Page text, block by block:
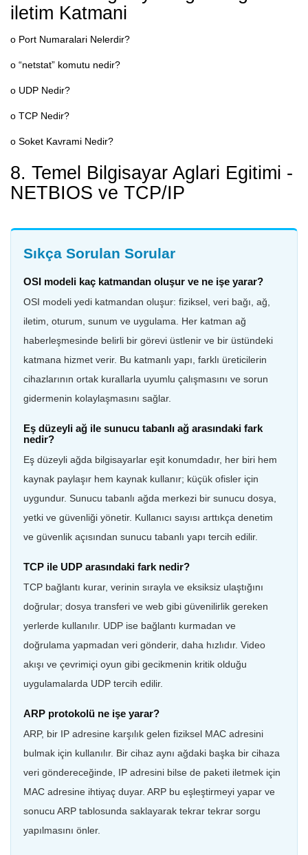
iletim Katmani
o Port Numaralari Nelerdir?
o “netstat” komutu nedir?
o UDP Nedir?
o TCP Nedir?
o Soket Kavrami Nedir?
8. Temel Bilgisayar Aglari Egitimi -
NETBIOS ve TCP/IP
Sıkça Sorulan Sorular
OSI modeli kaç katmandan oluşur ve ne işe yarar?
OSI modeli yedi katmandan oluşur: fiziksel, veri bağı, ağ,
iletim, oturum, sunum ve uygulama. Her katman ağ
haberleşmesinde belirli bir görevi üstlenir ve bir üstündeki
katmana hizmet verir. Bu katmanlı yapı, farklı üreticilerin
cihazlarının ortak kurallarla uyumlu çalışmasını ve sorun
gidermenin kolaylaşmasını sağlar.
Eş düzeyli ağ ile sunucu tabanlı ağ arasındaki fark
nedir?
Eş düzeyli ağda bilgisayarlar eşit konumdadır, her biri hem
kaynak paylaşır hem kaynak kullanır; küçük ofisler için
uygundur. Sunucu tabanlı ağda merkezi bir sunucu dosya,
yetki ve güvenliği yönetir. Kullanıcı sayısı arttıkça denetim
ve güvenlik açısından sunucu tabanlı yapı tercih edilir.
TCP ile UDP arasındaki fark nedir?
TCP bağlantı kurar, verinin sırayla ve eksiksiz ulaştığını
doğrular; dosya transferi ve web gibi güvenilirlik gereken
yerlerde kullanılır. UDP ise bağlantı kurmadan ve
doğrulama yapmadan veri gönderir, daha hızlıdır. Video
akışı ve çevrimiçi oyun gibi gecikmenin kritik olduğu
uygulamalarda UDP tercih edilir.
ARP protokolü ne işe yarar?
ARP, bir IP adresine karşılık gelen fiziksel MAC adresini
bulmak için kullanılır. Bir cihaz aynı ağdaki başka bir cihaza
veri göndereceğinde, IP adresini bilse de paketi iletmek için
MAC adresine ihtiyaç duyar. ARP bu eşleştirmeyi yapar ve
sonucu ARP tablosunda saklayarak tekrar tekrar sorgu
yapılmasını önler.